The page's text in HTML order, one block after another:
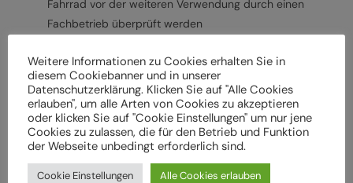
Fahrrad vor der weiteren Verwendung durch einen
Fachbetrieb überprüft werden
Herstellervorgaben regelmäßig von einem
Fachbetrieb überprüfen und warten, um
Gefährdungen, z. B. verschleißbedingt, zu vermeiden
Halten Sie die angegebenen Drehmomente (Nm) für
die Montage von Bauteilen ein
Wenden Sie sich an Ihren Fachhändler, wenn Sie die
Weitere Informationen zu Cookies erhalten Sie in
diesem Cookiebanner und in unserer
Datenschutzerklärung. Klicken Sie auf "Alle Cookies
erlauben", um alle Arten von Cookies zu akzeptieren
oder klicken Sie auf "Cookie Einstellungen" um nur jene
Cookies zu zulassen, die für den Betrieb und Funktion
der Webseite unbedingt erforderlich sind.
Cookie Einstellungen Alle Cookies erlauben